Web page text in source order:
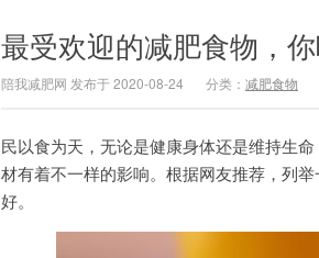
最受欢迎的减肥食物，
陪我减肥网 发布于 2020-08-24 分类： 减肥食物
民以食为天，无论是健康身体还是维持生
材有着不一样的影响。根据网友推荐，列
好。